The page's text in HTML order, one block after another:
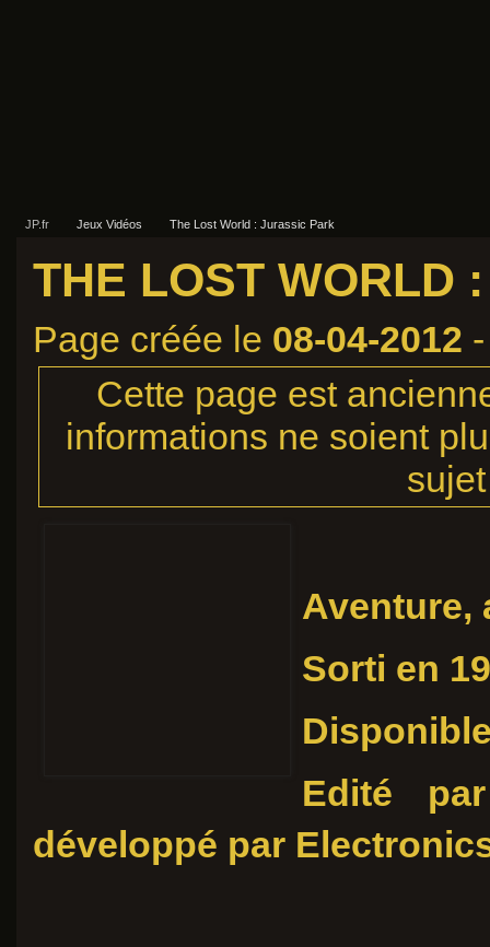
JP.fr Jeux Vidéos The Lost World : Jurassic Park
THE LOST WORLD
Page créée le 08-04-2012
Cette page est
informations ne soient
Aventure,
Sorti en
Edité
développé par